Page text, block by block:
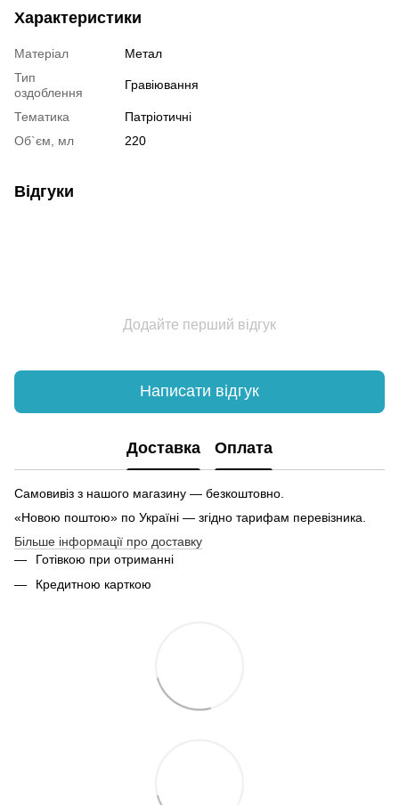
Характеристики
Матеріал
Метал
Тип
оздоблення
Гравіювання
Тематика
Патріотичні
Об`єм, мл
220
Відгуки
Додайте перший відгук
Написати відгук
Доставка Оплата
Самовивіз з нашого магазину — безкоштовно.
«Новою поштою» по Україні — згідно тарифам перевізника.
Більше інформації про доставку
Готівкою при отриманні
Кредитною карткою